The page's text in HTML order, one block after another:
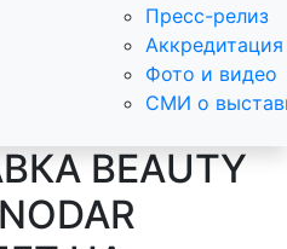
Пресс-релиз
Фото и видео
СМИ о
BEAUTY